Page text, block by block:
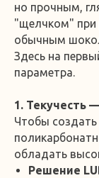
но прочным,
"щелчком" при
обычным
Здесь на
параметра.
1. Текучесть
Чтобы
обладать
Решение